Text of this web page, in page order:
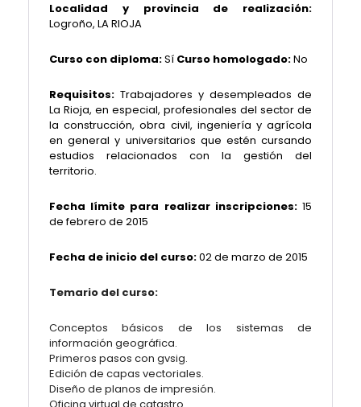
Localidad y provincia de realización:
Logroño, LA RIOJA
Curso con diploma:Sí Curso homologado:No
Requisitos: Trabajadores y desempleados de
La Rioja, en especial, profesionales del sector de
la construcción, obra civil, ingeniería y agrícola
en general y universitarios que estén cursando
estudios relacionados con la gestión del
territorio.
Fecha límite para realizar inscripciones:15
de febrero de 2015
Fecha de inicio del curso:02 de marzo de 2015
Temario del curso:
Conceptos básicos de los sistemas de
información geográfica.
Primeros pasos con gvsig.
Edición de capas vectoriales.
Diseño de planos de impresión.